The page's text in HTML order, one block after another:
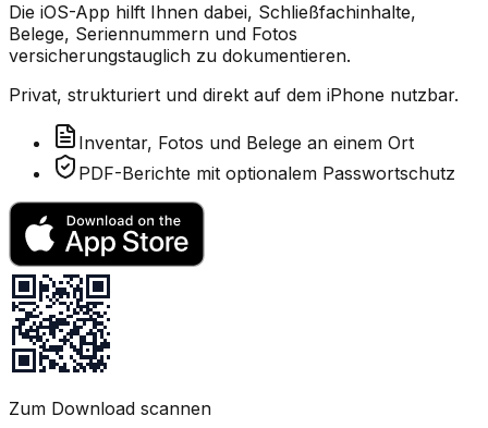
Die iOS-App hilft Ihnen dabei, Schließfachinhalte,
Belege, Seriennummern und Fotos
versicherungstauglich zu dokumentieren.
Privat, strukturiert und direkt auf dem iPhone nutzbar.
Inventar, Fotos und Belege an einem Ort
PDF-Berichte mit optionalem Passwortschutz
Zum Download scannen